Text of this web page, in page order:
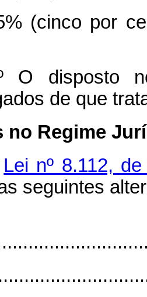
(cinco por
O disposto
de que
no Regime
Lei nº 8.112,
seguintes